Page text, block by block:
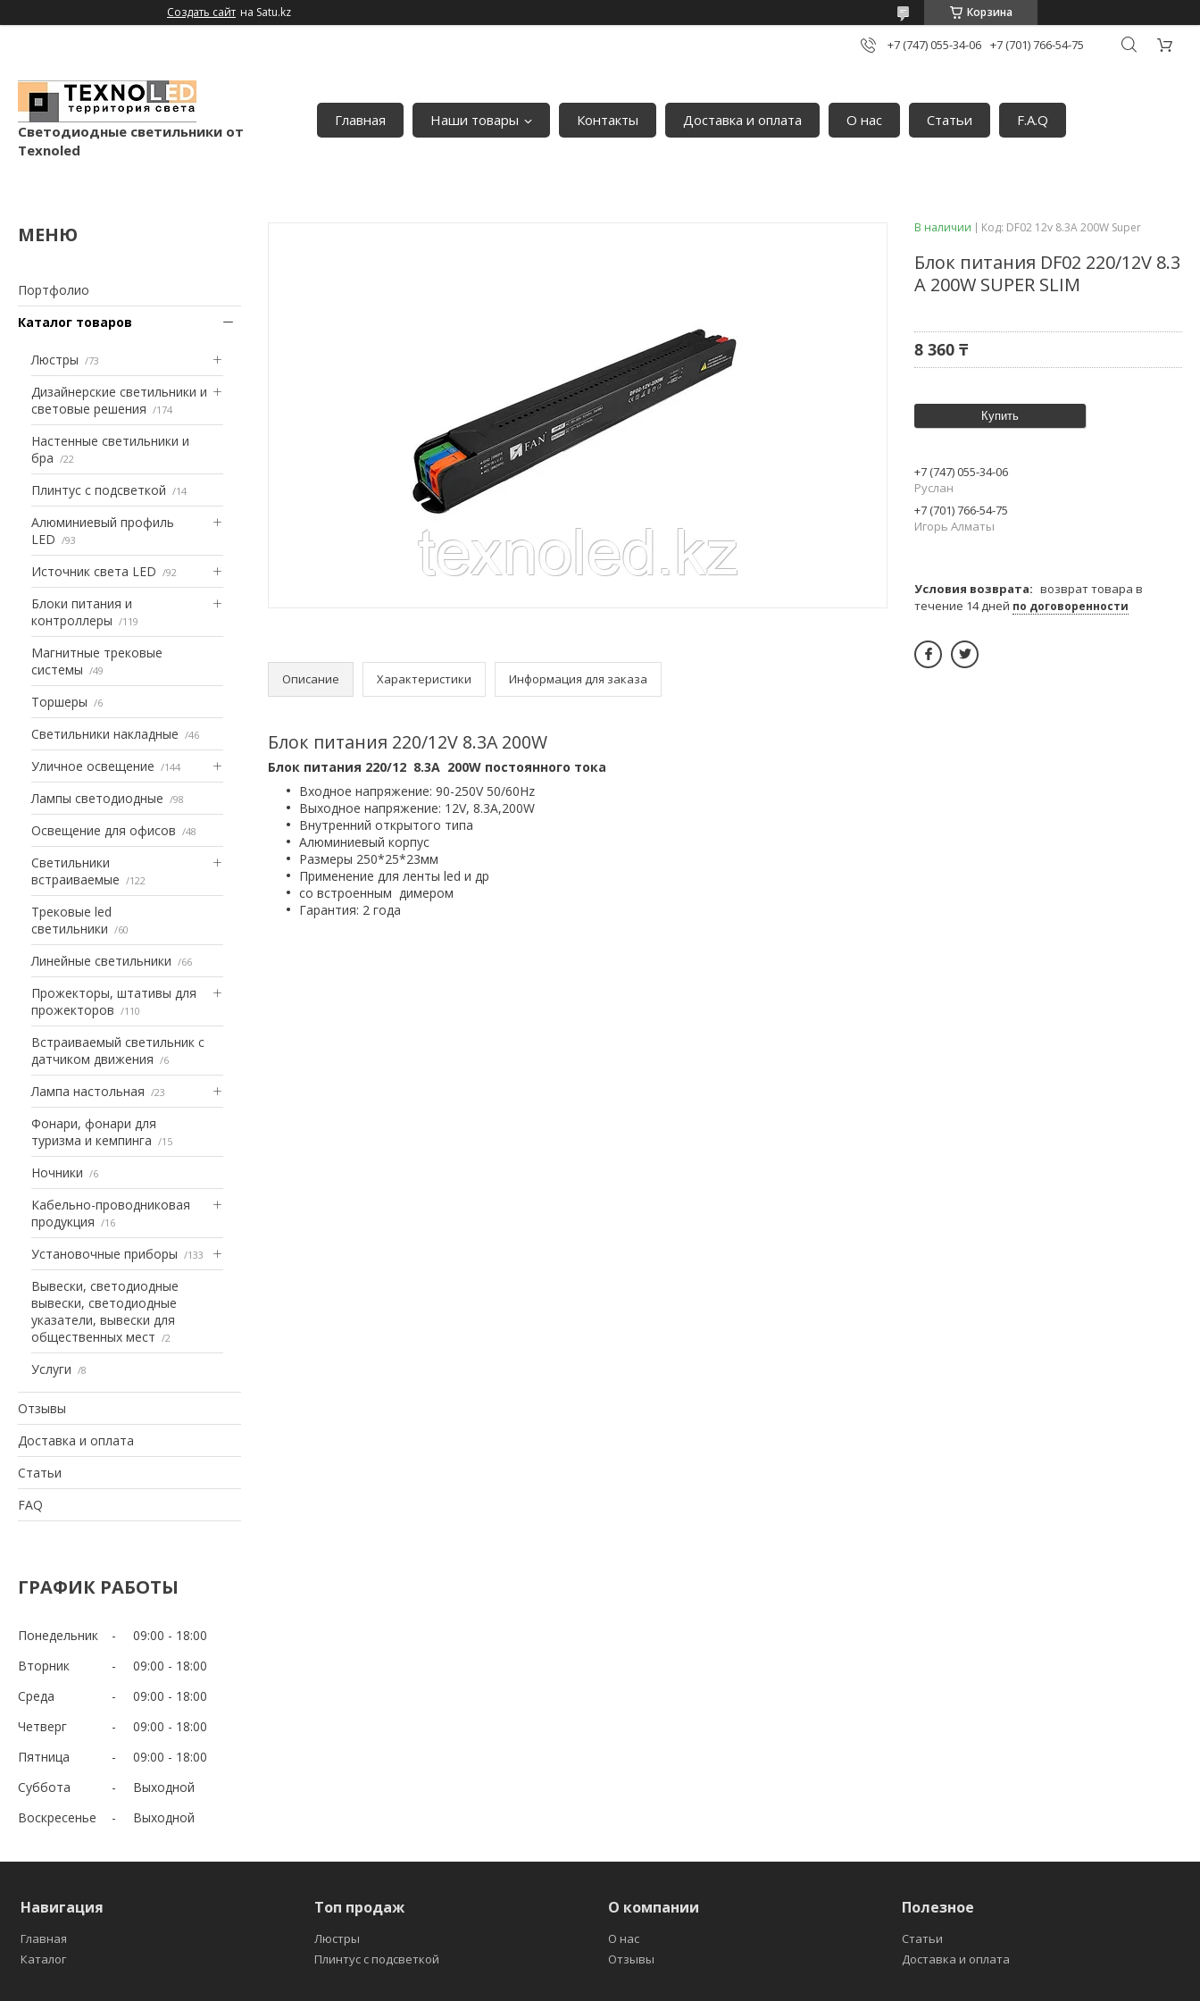
Создать сайт на Satu.kz Корзина
+7 (747) 055-34-06 +7 (701) 766-54-75
Светодиодные светильники от
Texnoled
Главная Наши товары Контакты Доставка и оплата О нас Статьи F.A.Q
Портфолио
Каталог товаров
Люстры 73
Дизайнерские светильники и
световые решения
174
Настенные светильники и
бра
22
Плинтус с подсветкой 14
Алюминиевый профиль
LED
93
Источник света LED 92
Блоки питания и
контроллеры
119
Магнитные трековые
системы
49
Торшеры 6
Светильники накладные 46
Уличное освещение 144
Лампы светодиодные 98
Освещение для офисов 48
Светильники
встраиваемые
122
Трековые led
светильники
60
Линейные светильники 66
Прожекторы, штативы для
прожекторов
110
Встраиваемый светильник с
датчиком движения
6
Лампа настольная 23
Фонари, фонари для
туризма и кемпинга
15
Ночники 6
Кабельно-проводниковая
продукция
16
Установочные приборы 133
Вывески, светодиодные
вывески, светодиодные
указатели, вывески для
общественных мест
2
Услуги 8
Отзывы
Доставка и оплата
Статьи
FAQ
ГРАФИК РАБОТЫ
Понедельник 09:00
18:00
Вторник
09:00
18:00
Среда
09:00
18:00
Четверг
09:00
18:00
Пятница
09:00
18:00
Суббота
Выходной
Воскресенье
Выходной
Описание Характеристики Информация для заказа
Блок питания 220/12V 8.3A 200W
Блок питания 220/12 8.3A 200W постоянного тока
Входное напряжение: 90-250V 50/60Hz
Выходное напряжение: 12V, 8.3А,200W
Внутренний открытого типа
Алюминиевый корпус
Размеры 250*25*23мм
Применение для ленты led и др
со встроенным димером
Гарантия: 2 года
В наличии Код: DF02 12v 8.3A 200W Super
Блок питания DF02 220/12V 8.3
A 200W SUPER SLIM
8 360 ₸
Купить
+7 (747) 055-34-06
Руслан
+7 (701) 766-54-75
Игорь Алматы
возврат товара в
течение 14 дней по договоренности
Навигация
Главная
Каталог
Топ продаж
Люстры
Плинтус с подсветкой
О компании
О нас
Отзывы
Полезное
Статьи
Доставка и оплата